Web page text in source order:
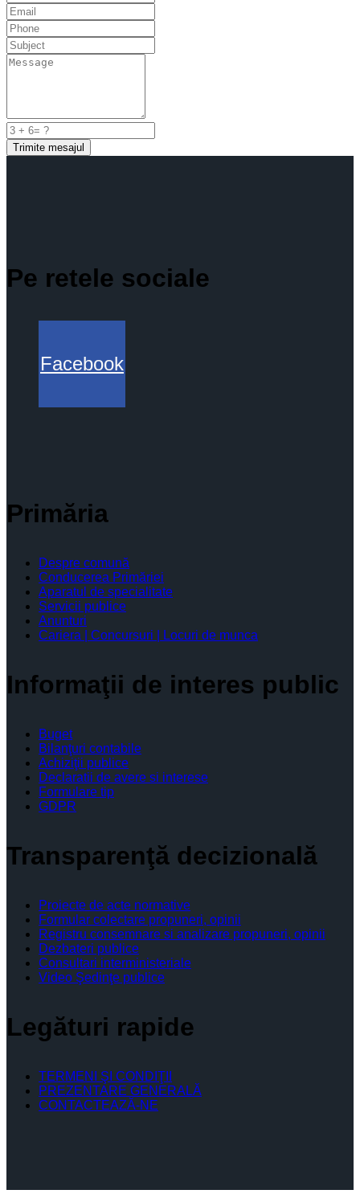
Trimite mesajul
Pe retele sociale
Facebook
Primăria
Despre comună
Conducerea Primăriei
Aparatul de specialitate
Servicii publice
Anunturi
Cariera | Concursuri | Locuri de munca
Informaţii de interes public
Buget
Bilanţuri contabile
Achiziţii publice
Declaratii de avere si interese
Formulare tip
GDPR
Transparenţă decizională
Proiecte de acte normative
Formular colectare propuneri, opinii
Registru consemnare si analizare propuneri, opinii
Dezbateri publice
Consultari interministeriale
Video Şedinţe publice
Legături rapide
TERMENI ŞI CONDIŢII
PREZENTARE GENERALĂ
CONTACTEAZĂ-NE